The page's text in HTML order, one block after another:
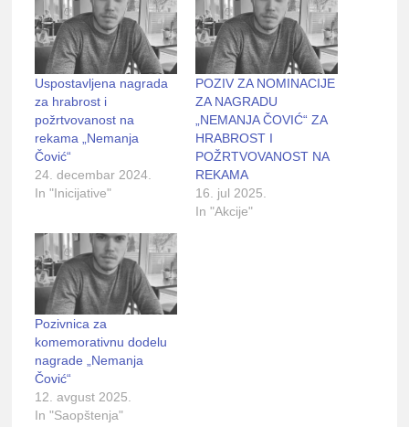
Uspostavljena nagrada
za hrabrost i
požrtvovanost na
rekama „Nemanja
Čović“
24. decembar 2024.
In "Inicijative"
POZIV ZA NOMINACIJE
ZA NAGRADU
„NEMANJA ČOVIĆ“ ZA
HRABROST I
POŽRTVOVANOST NA
REKAMA
16. jul 2025.
In "Akcije"
Pozivnica za
komemorativnu dodelu
nagrade „Nemanja
Čović“
12. avgust 2025.
In "Saopštenja"